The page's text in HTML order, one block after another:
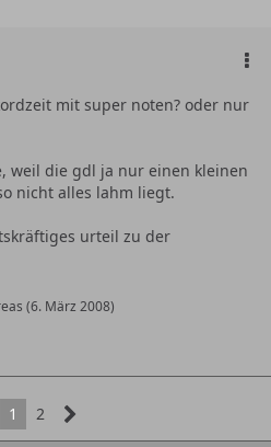
mit super noten? oder nur
weil die gdl ja nur einen kleinen
nicht alles lahm liegt.
urteil zu der
(6. März 2008)
1 2